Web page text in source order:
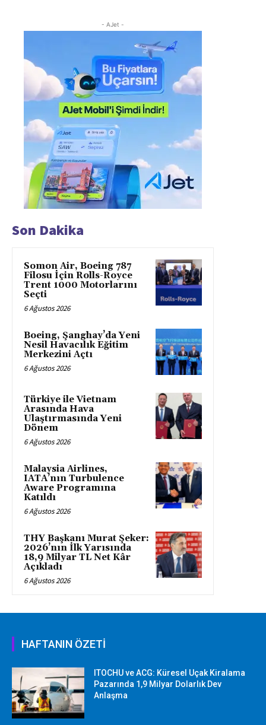
- AJet -
Son Dakika
Somon Air, Boeing 787
Filosu İçin Rolls-Royce
Trent 1000 Motorlarını
Seçti
6 Ağustos 2026
Boeing, Şanghay’da Yeni
Nesil Havacılık Eğitim
Merkezini Açtı
6 Ağustos 2026
Türkiye ile Vietnam
Arasında Hava
Ulaştırmasında Yeni
Dönem
6 Ağustos 2026
Malaysia Airlines,
IATA’nın Turbulence
Aware Programına
Katıldı
6 Ağustos 2026
THY Başkanı Murat Şeker:
2026’nın İlk Yarısında
18,9 Milyar TL Net Kâr
Açıkladı
6 Ağustos 2026
HAFTANIN ÖZETİ
ITOCHU ve ACG: Küresel Uçak Kiralama
Pazarında 1,9 Milyar Dolarlık Dev
Anlaşma